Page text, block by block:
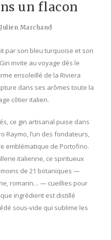
un flacon
Julien Marchand
par son bleu turquoise et son
invite au voyage dès le
ensoleillé de la Riviera
dans ses arômes toute la
côtier italien.
ce gin artisanal puise dans
Raymo, l’un des fondateurs,
emblématique de Portofino.
italienne, ce spiritueux
de 21 botaniques —
romarin… — cueillies pour
ingrédient est distillé
sous-vide qui sublime les